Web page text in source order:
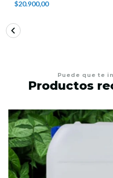
$20.900,00
Puede que te
Productos